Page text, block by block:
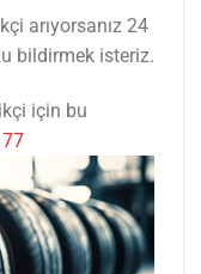
arıyorsanız 24
bildirmek isteriz.
için bu